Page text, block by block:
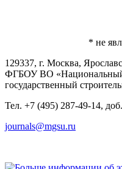
* не
129337, г. Москва,
ФГБОУ ВО «Национальный
государственный
Тел. +7 (495) 287-49-14,
journals@mgsu.ru